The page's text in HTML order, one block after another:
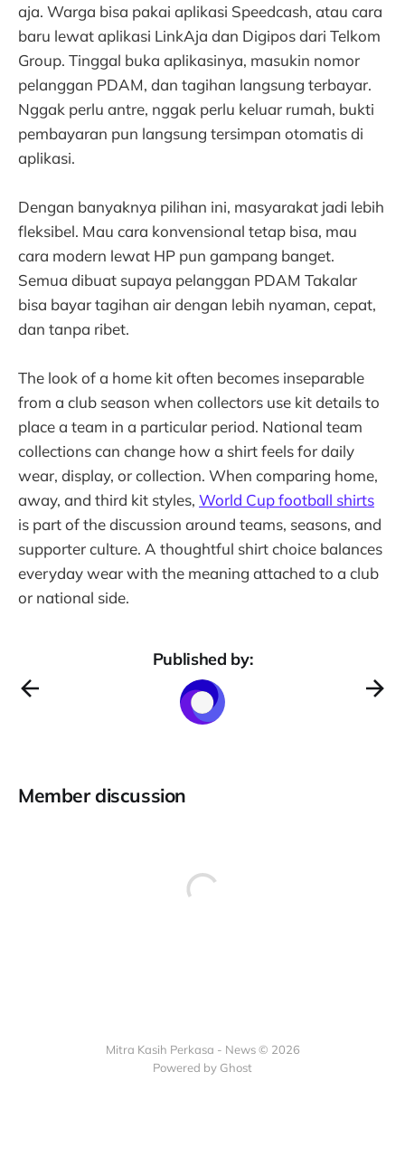
aja. Warga bisa pakai aplikasi Speedcash, atau cara
baru lewat aplikasi LinkAja dan Digipos dari Telkom
Group. Tinggal buka aplikasinya, masukin nomor
pelanggan PDAM, dan tagihan langsung terbayar.
Nggak perlu antre, nggak perlu keluar rumah, bukti
pembayaran pun langsung tersimpan otomatis di
aplikasi.
Dengan banyaknya pilihan ini, masyarakat jadi lebih
fleksibel. Mau cara konvensional tetap bisa, mau
cara modern lewat HP pun gampang banget.
Semua dibuat supaya pelanggan PDAM Takalar
bisa bayar tagihan air dengan lebih nyaman, cepat,
dan tanpa ribet.
The look of a home kit often becomes inseparable
from a club season when collectors use kit details to
place a team in a particular period. National team
collections can change how a shirt feels for daily
wear, display, or collection. When comparing home,
away, and third kit styles, World Cup football shirts
is part of the discussion around teams, seasons, and
supporter culture. A thoughtful shirt choice balances
everyday wear with the meaning attached to a club
or national side.
Published by:
Member discussion
Mitra Kasih Perkasa - News © 2026
Powered by Ghost